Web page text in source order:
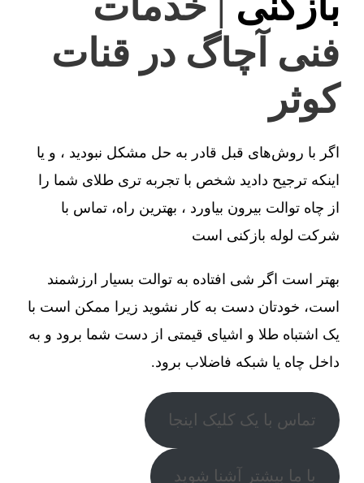
فنی آچاگ در قنات
کوثر
اگر با روش‌های قبل قادر به حل مشکل نبودید ، و یا
اینکه ترجیح دادید شخص با تجربه تری طلای شما را
از چاه توالت بیرون بیاورد ، بهترین راه، تماس با
شرکت لوله بازکنی است
بهتر است اگر شی افتاده به توالت بسیار ارزشمند
است، خودتان دست به کار نشوید زیرا ممکن است با
یک اشتباه طلا و اشیای قیمتی از دست شما برود و به
داخل چاه یا شبکه فاضلاب برود.
تماس با یک کلیک اینجا
با ما بیشتر آشنا شوید